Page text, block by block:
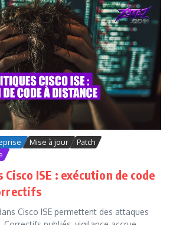
Mise à jour
Patch
ISE : exécution de code
Cisco ISE permettent des attaques